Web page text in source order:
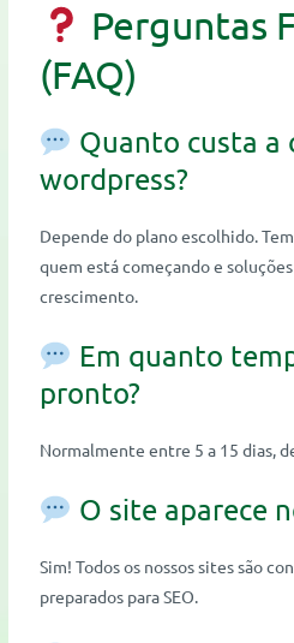
Perguntas
(FAQ)
Quanto custa a
wordpress?
Depende do plano escolhido.
quem está começando e
crescimento.
Em quanto
pronto?
Normalmente entre 5 a 15 dias,
O site aparece
Sim! Todos os nossos sites são
preparados para SEO.